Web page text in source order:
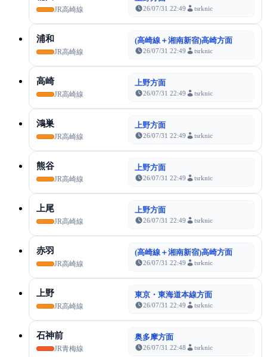
JR高崎線 26/07/31 22:49 tsrknic
浦和
JR高崎線
(高崎線＋湘南新宿)高崎方面
26/07/31 22:49 tsrknic
高崎
JR高崎線
上野方面
26/07/31 22:49 tsrknic
鴻巣
JR高崎線
上野方面
26/07/31 22:49 tsrknic
熊谷
JR高崎線
上野方面
26/07/31 22:49 tsrknic
上尾
JR高崎線
上野方面
26/07/31 22:49 tsrknic
赤羽
JR高崎線
(高崎線＋湘南新宿)高崎方面
26/07/31 22:49 tsrknic
上野
JR高崎線
東京・東海道本線方面
26/07/31 22:49 tsrknic
石神前
JR青梅線
奥多摩方面
26/07/31 22:48 tsrknic